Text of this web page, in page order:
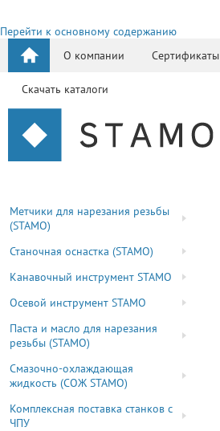
Перейти к основному содержанию
О компании
Сертификаты
Скачать каталоги
Метчики для нарезания резьбы
(STAMO)
Станочная оснастка (STAMO)
Канавочный инструмент STAMO
Осевой инструмент STAMO
Паста и масло для нарезания
резьбы (STAMO)
Смазочно-охлаждающая
жидкость (СОЖ STAMO)
Комплексная поставка станков с
ЧПУ